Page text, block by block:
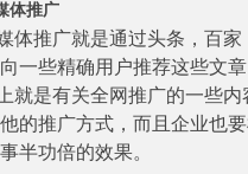
体推广
体推广就是通过头条，百
一些精确用户推荐这些文
就是有关全网推广的一些
的推广方式，而且企业也
半功倍的效果。